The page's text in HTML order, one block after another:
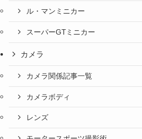
ル・マンミニカー
スーパーGTミニカー
カメラ
カメラ関係記事一覧
カメラボディ
レンズ